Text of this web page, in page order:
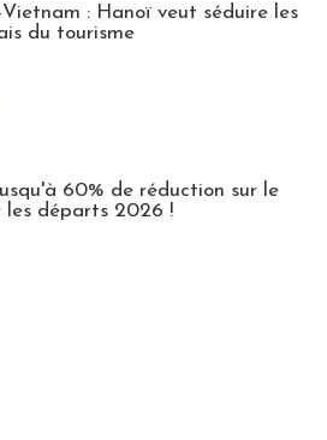
: Hanoï veut séduire les
du tourisme
60% de réduction sur le
les départs 2026 !